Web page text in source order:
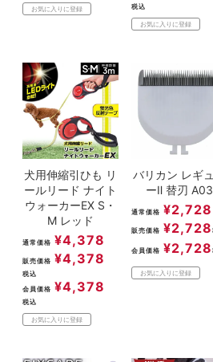
お気に入りに登録 税込
お気に入りに登録
犬用伸縮引ひも リ
ールリード ナイト
ウォーカーEX S・
M レッド
通常価格 ¥4,378
販売価格 ¥4,378
税込
会員価格 ¥4,378
税込
お気に入りに登録
バリカン レギ
ーⅡ 替刃 A03
通常価格 ¥2,728
販売価格 ¥2,728
会員価格 ¥2,728
お気に入りに登録